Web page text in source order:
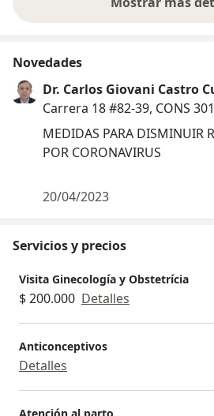
sobre
Novedades
Dr. Carlos Giovani Castro
Carrera 18 #82-39, CONS
MEDIDAS PARA DISMINUIR
POR CORONAVIRUS
20/04/2023
Servicios y precios
Visita Ginecología y Obstetrícia
$ 200.000 Detalles
Anticonceptivos
Detalles